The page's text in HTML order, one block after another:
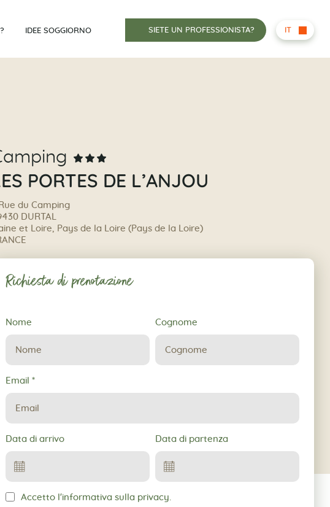
IDEE SOGGIORNO SIETE UN PROFESSIONISTA? IT
PORTES DE L’ANJOU
du Camping
DURTAL
et Loire, Pays de la Loire (Pays de la Loire)
Richiesta di prenotazione
Richiesta
di
prenotazione
Nome Cognome
Email *
Data di arrivo Data di partenza
Accetto l'informativa sulla privacy.